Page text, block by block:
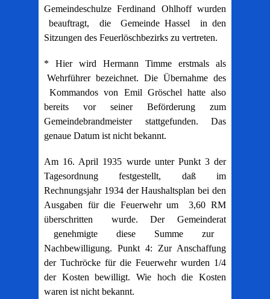
Gemeindeschulze Ferdinand Ohlhoff wurden
beauftragt, die Gemeinde Hassel in den
Sitzungen des Feuerlöschbezirks zu vertreten.
* Hier wird Hermann Timme erstmals als
Wehrführer bezeichnet. Die Übernahme des
Kommandos von Emil Gröschel hatte also
bereits vor seiner Beförderung zum
Gemeindebrandmeister stattgefunden. Das
genaue Datum ist nicht bekannt.
Am 16. April 1935 wurde unter Punkt 3 der
Tagesordnung festgestellt, daß im
Rechnungsjahr 1934 der Haushaltsplan bei den
Ausgaben für die Feuerwehr um 3,60 RM
überschritten wurde. Der Gemeinderat
genehmigte diese Summe zur
Nachbewilligung. Punkt 4: Zur Anschaffung
der Tuchröcke für die Feuerwehr wurden 1/4
der Kosten bewilligt. Wie hoch die Kosten
waren ist nicht bekannt.